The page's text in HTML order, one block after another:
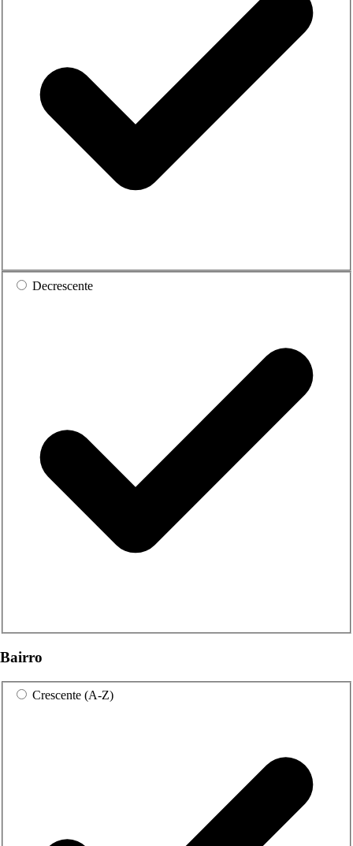
Decrescente
Bairro
Crescente (A-Z)